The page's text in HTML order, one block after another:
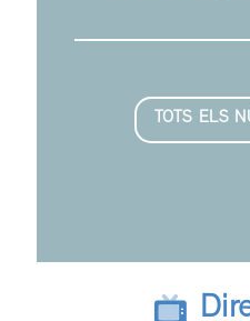
TOTS ELS